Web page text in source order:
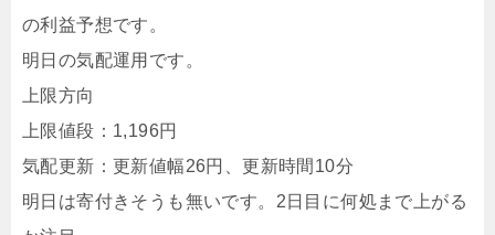
の利益予想です。
明日の気配運用です。
上限方向
上限値段：1,196円
気配更新：更新値幅26円、更新時間10分
明日は寄付きそうも無いです。2日目に何処まで上がる